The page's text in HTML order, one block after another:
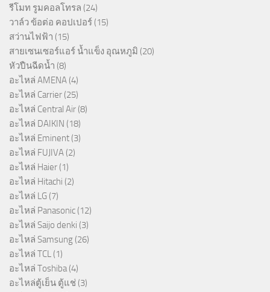
รีโมท รูมคอลโทรล (24)
วาล์ว ข้อต่อ คอปเปอร์ (15)
สว่านไฟฟ้า (15)
สายเซนเซอร์แอร์ น้ำแข็ง อุณหภูมิ (20)
หัวปืนฉีดน้ำ (8)
อะไหล่ AMENA (4)
อะไหล่ Carrier (25)
อะไหล่ Central Air (8)
อะไหล่ DAIKIN (18)
อะไหล่ Eminent (3)
อะไหล่ FUJIVA (2)
อะไหล่ Haier (1)
อะไหล่ Hitachi (2)
อะไหล่ LG (7)
อะไหล่ Panasonic (12)
อะไหล่ Saijo denki (3)
อะไหล่ Samsung (26)
อะไหล่ TCL (1)
อะไหล่ Toshiba (4)
อะไหล่ตู้เย็น ตู้แช่ (3)